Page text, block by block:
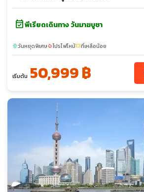
event_availableพีเรียดเดินทาง วันมาฆบูชา
sunnyวันหยุดพิเศษlocal_fire_departmentโปรไฟไหม้confirmation_numberที่เหลือน้อย
เริ่มต้น 50,999 ฿